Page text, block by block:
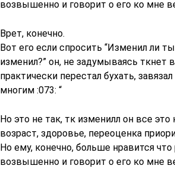
возвышенно и говорит о его ко мне
Врет, конечно.
Вот его если спросить “Изменил ли
изменил?” он, не задумываясь ткнет
практически перестал бухать,
многим :073: “
Но это не так, тк изменилл он все
возраст, здоровье, переоценка
Но ему, конечно, больше нравится
возвышенно и говорит о его ко мне